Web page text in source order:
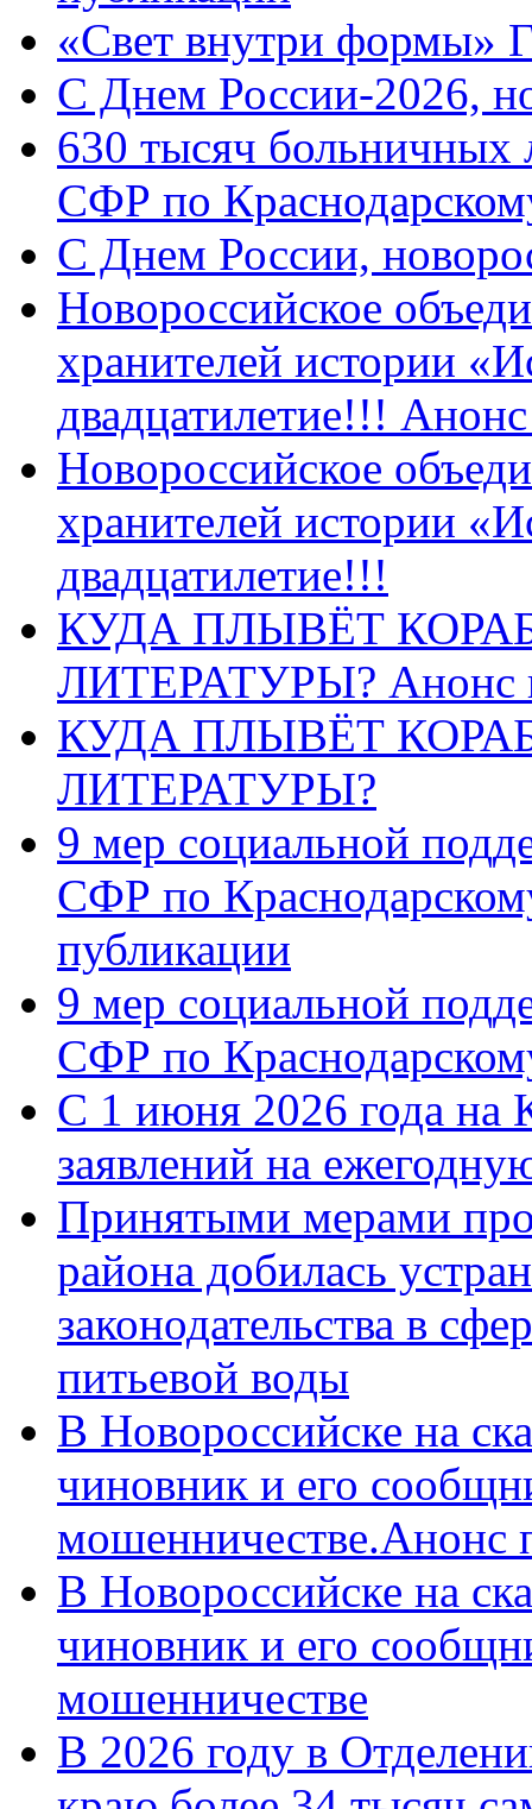
«Свет внутри формы»
C Днем России-2026,
630 тысяч больничных
СФР по
C Днем России,
Новороссийское
хранителей истории
двадцатилетие!!!
Новороссийское
хранителей истории
двадцатилетие!!!
КУДА ПЛЫВЁТ
ЛИТЕРАТУРЫ? Анонс
КУДА ПЛЫВЁТ
ЛИТЕРАТУРЫ?
9 мер социальной
СФР по
публикации
9 мер социальной
СФР по
С 1 июня 2026 года на
заявлений на
Принятыми мерами
района добилась
законодательства в
питьевой воды
В Новороссийске на
чиновник и его
мошенничестве.Анонс
В Новороссийске на
чиновник и его
мошенничестве
В 2026 году в